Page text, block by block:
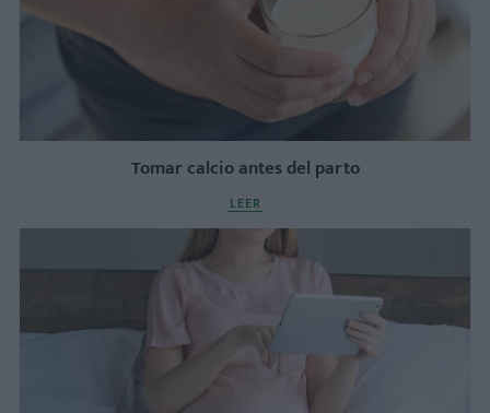
Tomar calcio antes del parto
LEER